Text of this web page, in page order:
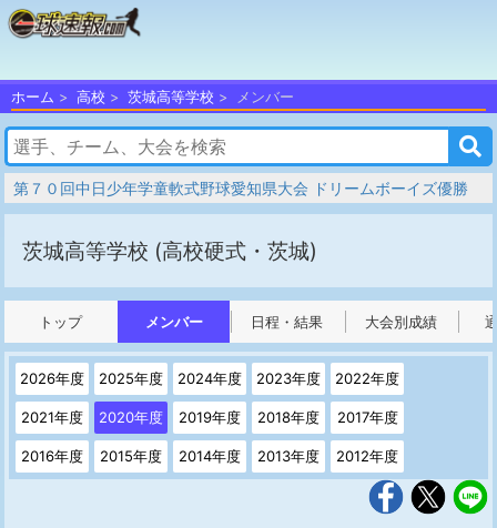
ホーム 高校 茨城高等学校 メンバー
第７０回中日少年学童軟式野球愛知県大会 ドリームボーイズ優勝
茨城高等学校 (高校硬式・茨城)
トップ メンバー 日程・結果 大会別成績
2026年度 2025年度 2024年度 2023年度 2022年度
2021年度 2020年度 2019年度 2018年度 2017年度
2016年度 2015年度 2014年度 2013年度 2012年度